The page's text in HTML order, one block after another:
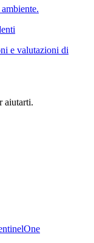
e valutazioni di
aiutarti.